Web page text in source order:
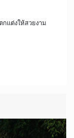
กแต่งให้สวยงาม